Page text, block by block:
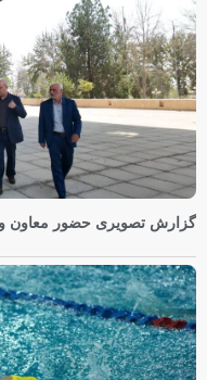
گزارش تصویری حضور معاون